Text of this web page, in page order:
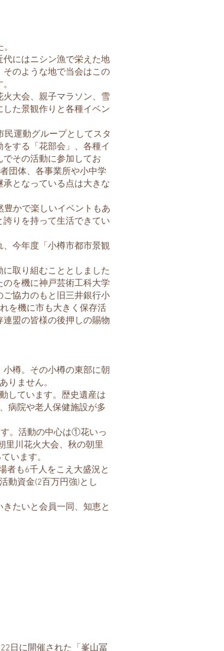
にはニシン漁で栄えた地
のような地で当会はこの
大会、親子マラソン、雪
た景観作りと各種イベン
運動グループとしてスタ
する「花部会」、各種イ
その活動に参加してお
団体、各事業所や小中学
となっている点は大きな
かで楽しいイベントもあ
りを持って生活できてい
今年度「小樽市都市景観
取り組むこととしました
を機に神戸芸術工科大学
協力のもと旧三井銀行小
を機に市も大きく保存活
盟の皆様の後押しの賜物
樽。その小樽の東部に朝
りません。
しています。歴史遺産は
病院や老人保健施設が多
。活動の中心は①花いっ
里川花火大会、秋の朝里
います。
者も6千人をこえ大盛況と
動資金(2百万円強)とし
たいと会員一同、知恵と
日に開催された「峯山冨